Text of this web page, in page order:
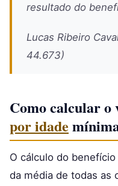
resultado do
Lucas Ribeiro
44.673)
Como calcular o
por idade
O cálculo do
da média de todas as